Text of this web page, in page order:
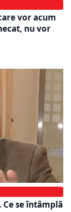
vor acum
nu vor
se întâmplă